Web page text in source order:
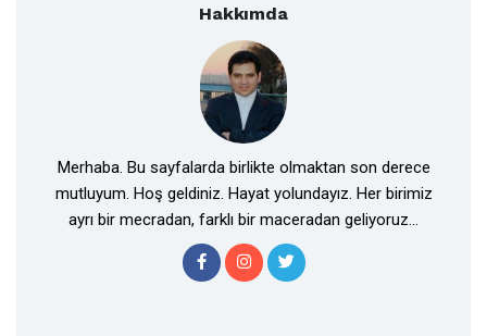
Hakkımda
Merhaba. Bu sayfalarda birlikte olmaktan son derece
mutluyum. Hoş geldiniz. Hayat yolundayız. Her birimiz
ayrı bir mecradan, farklı bir maceradan geliyoruz...